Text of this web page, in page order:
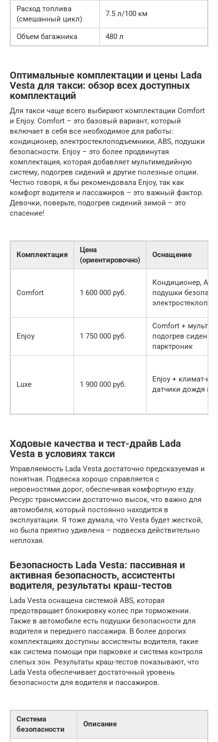
Расход топлива
(смешанный цикл)
7.5 л/100 км
Объем багажника 480 л
Оптимальные комплектации и цены Lada
Vesta для такси: обзор всех доступных
комплектаций
Для такси чаще всего выбирают комплектации Comfort
и Enjoy. Comfort – это базовый вариант, который
включает в себя все необходимое для работы:
кондиционер, электростеклоподъемники, ABS, подушки
безопасности. Enjoy – это более продвинутая
комплектация, которая добавляет мультимедийную
систему, подогрев сидений и другие полезные опции.
Честно говоря, я бы рекомендовала Enjoy, так как
комфорт водителя и пассажиров – это важный фактор.
Девочки, поверьте, подогрев сидений зимой – это
спасение!
Комплектация
Цена
(ориентировочно)
Оснащение
Comfort 1 600 000 руб.
Кондиционер, ABS,
подушки
Enjoy 1 750 000 руб.
Comfort +
подогрев сидений,
парктроник
Luxe 1 900 000 руб.
Enjoy + климат-
датчики дождя и
Ходовые качества и тест-драйв Lada
Vesta в условиях такси
Управляемость Lada Vesta достаточно предсказуемая и
понятная. Подвеска хорошо справляется с
неровностями дорог, обеспечивая комфортную езду.
Ресурс трансмиссии достаточно высок, что важно для
автомобиля, который постоянно находится в
эксплуатации. Я тоже думала, что Vesta будет жесткой,
но была приятно удивлена – подвеска действительно
неплохая.
Безопасность Lada Vesta: пассивная и
активная безопасность, ассистенты
водителя, результаты краш-тестов
Lada Vesta оснащена системой ABS, которая
предотвращает блокировку колес при торможении.
Также в автомобиле есть подушки безопасности для
водителя и переднего пассажира. В более дорогих
комплектациях доступны ассистенты водителя, такие
как система помощи при парковке и система контроля
слепых зон. Результаты краш-тестов показывают, что
Lada Vesta обеспечивает достаточный уровень
безопасности для водителя и пассажиров.
Система
безопасности
Описание